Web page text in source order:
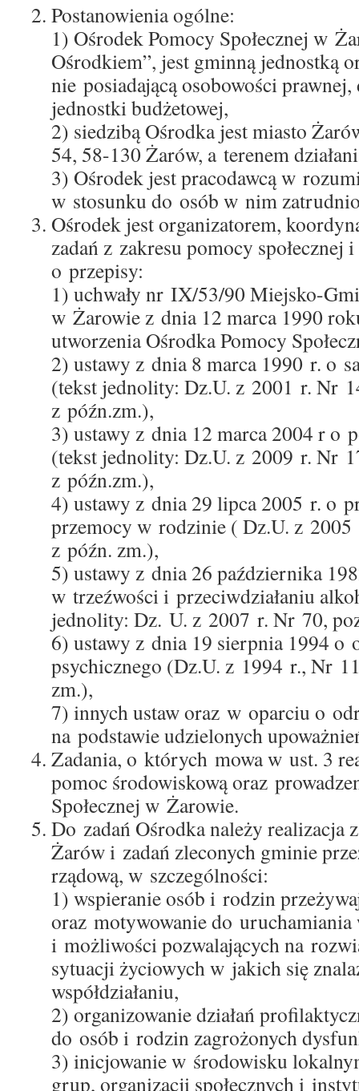
Postanowienia ogólne:
1) Ośrodek Pomocy Społecznej w
Ośrodkiem”, jest gminną jednostką
nie posiadającą osobowości
jednostki budżetowej,
2) siedzibą Ośrodka jest miasto
54, 58-130 Żarów, a terenem
3) Ośrodek jest pracodawcą w
w stosunku do osób w nim
Ośrodek jest organizatorem,
zadań z zakresu pomocy społecznej
o przepisy:
1) uchwały nr IX/53/90 Miejsko-
w Żarowie z dnia 12 marca 1990
utworzenia Ośrodka Pomocy
2) ustawy z dnia 8 marca 1990 r. o
(tekst jednolity: Dz.U. z 2001 r. Nr
z późn.zm.),
3) ustawy z dnia 12 marca 2004 r o
(tekst jednolity: Dz.U. z 2009 r. Nr
z późn.zm.),
4) ustawy z dnia 29 lipca 2005 r. o
przemocy w rodzinie ( Dz.U. z
z późn. zm.),
5) ustawy z dnia 26 października
w trzeźwości i przeciwdziałaniu
jednolity: Dz. U. z 2007 r. Nr 70,
6) ustawy z dnia 19 sierpnia 1994 o
psychicznego (Dz.U. z 1994 r., Nr
zm.),
7) innych ustaw oraz w oparciu o
na podstawie udzielonych
Zadania, o których mowa w ust. 3
pomoc środowiskową oraz
Społecznej w Żarowie.
Do zadań Ośrodka należy realizacja
Żarów i zadań zleconych gminie
rządową, w szczególności:
1) wspieranie osób i rodzin
oraz motywowanie do uruchamiania
i możliwości pozwalających na
sytuacji życiowych w jakich się
współdziałaniu,
2) organizowanie działań
do osób i rodzin zagrożonych
3) inicjowanie w środowisku
grup, organizacji społecznych i